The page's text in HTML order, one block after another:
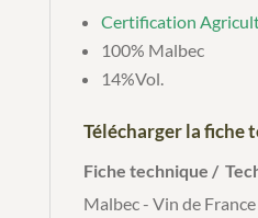
Certification
100% Malbec
14%Vol.
Télécharger la fiche
Fiche technique /
Malbec - Vin de